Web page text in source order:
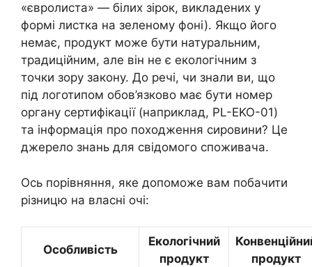
«євролиста» — білих зірок, викладених у
формі листка на зеленому фоні). Якщо його
немає, продукт може бути натуральним,
традиційним, але він не є екологічним з
точки зору закону. До речі, чи знали ви, що
під логотипом обов’язково має бути номер
органу сертифікації (наприклад, PL-EKO-01)
та інформація про походження сировини? Це
джерело знань для свідомого споживача.
Ось порівняння, яке допоможе вам побачити
різницю на власні очі:
Особливість
Екологічний
продукт
продукт